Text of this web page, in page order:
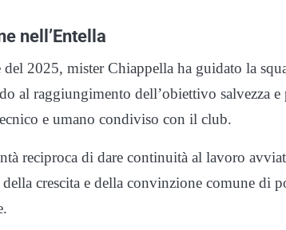
nell’Entella
2025, mister Chiappella ha guidato la
al raggiungimento dell’obiettivo salvezza e
e umano condiviso con il club.
reciproca di dare continuità al lavoro
crescita e della convinzione comune di